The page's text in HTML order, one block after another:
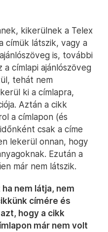
kikerülnek a Telex
címük látszik, vagy a
is, további
címlapi ajánlószöveg
tehát nem
ki a címlapra,
Aztán a cikk
a címlapon (és
csak a címe
lekerül onnan, hogy
Ezután a
már nem látszik.
nem látja, nem
címére és
hogy a cikk
már nem volt